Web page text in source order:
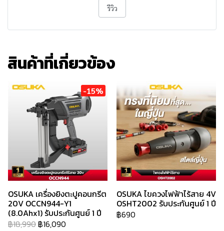
รีวิว
สินค้าที่เกี่ยวข้อง
-15%
OSUKA เครื่องยิงตะปูคอนกรีต
20V OCCN944-Y1
(8.0Ahx1) รับประกันศูนย์ 1 ปี
฿18,990฿16,090
OSUKA ไขควงไฟฟ้าไร้สาย 4V
OSHT2002 รับประกันศูนย์ 1 ปี
฿690